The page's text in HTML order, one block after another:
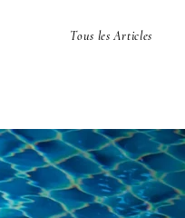
Tous les Articles